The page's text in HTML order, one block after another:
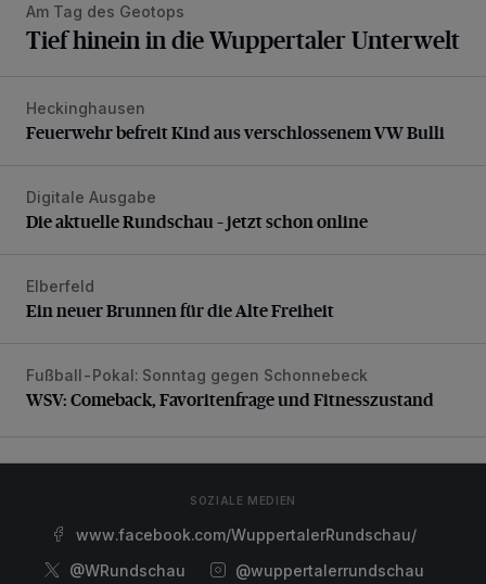
Am Tag des Geotops
Tief hinein in die Wuppertaler Unterwelt
Feuerwehr befreit Kind aus verschlossenem VW Bulli
Heckinghausen
Feuerwehr befreit Kind aus verschlossenem VW Bulli
Die aktuelle Rundschau – jetzt schon online
Digitale Ausgabe
Die aktuelle Rundschau – jetzt schon online
Ein neuer Brunnen für die Alte Freiheit
Elberfeld
Ein neuer Brunnen für die Alte Freiheit
WSV: Comeback, Favoritenfrage und Fitnesszustand
Fußball-Pokal: Sonntag gegen Schonnebeck
WSV: Comeback, Favoritenfrage und Fitnesszustand
SOZIALE MEDIEN
www.facebook.com/WuppertalerRundschau/
@WRundschau
@wuppertalerrundschau